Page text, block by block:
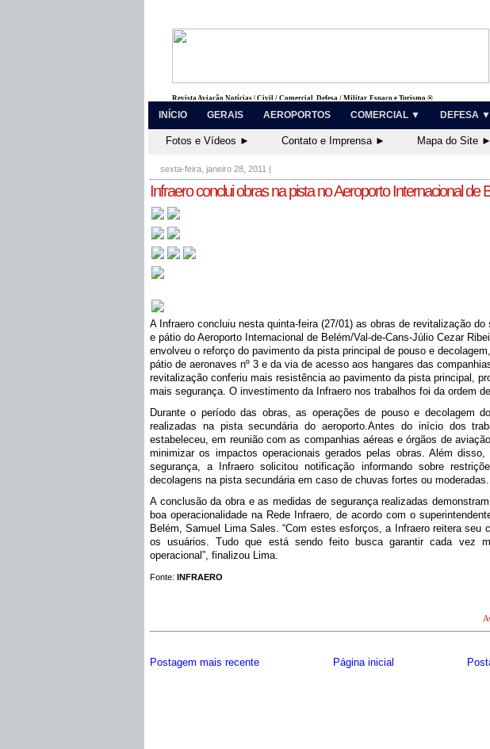
Revista Aviação Notícias | Civil / Comercial, Defesa / Militar, Espaço e Turismo ®
INÍCIO GERAIS AEROPORTOS COMERCIAL ▼ DEFESA ▼
Fotos e Vídeos ► Contato e Imprensa ► Mapa do Site ►
sexta-feira, janeiro 28, 2011 |
Infraero conclui obras na pista no Aeroporto Internacional de
A Infraero concluiu nesta quinta-feira (27/01) as obras de revitalização
e pátio do Aeroporto Internacional de Belém/Val-de-Cans-Júlio Cezar
envolveu o reforço do pavimento da pista principal de pouso e
pátio de aeronaves nº 3 e da via de acesso aos hangares das
revitalização conferiu mais resistência ao pavimento da pista principal,
mais segurança. O investimento da Infraero nos trabalhos foi da ordem
Durante o período das obras, as operações de pouso e decolagem
realizadas na pista secundária do aeroporto.Antes do início dos
estabeleceu, em reunião com as companhias aéreas e órgãos de
minimizar os impactos operacionais gerados pelas obras. Além
segurança, a Infraero solicitou notificação informando sobre
decolagens na pista secundária em caso de chuvas fortes ou moderadas.
A conclusão da obra e as medidas de segurança realizadas
boa operacionalidade na Rede Infraero, de acordo com o
Belém, Samuel Lima Sales. “Com estes esforços, a Infraero reitera seu
os usuários. Tudo que está sendo feito busca garantir cada vez
operacional”, finalizou Lima.
Fonte: INFRAERO
Postagem mais recente Página inicial